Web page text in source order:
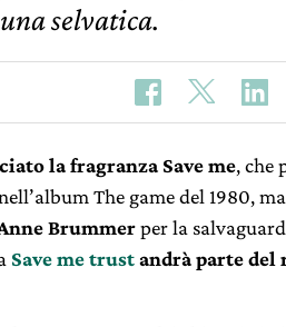
selvatica.
la fragranza Save me, che
The game del 1980,
Brummerper la
Save me trustandrà parte del